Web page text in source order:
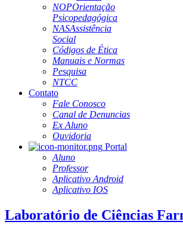
NOPOrientação
Psicopedagógica
NASAssistência
Social
Códigos de Ética
Manuais e Normas
Pesquisa
NTCC
Contato
Fale Conosco
Canal de Denuncias
Ex Aluno
Ouvidoria
Portal
Aluno
Professor
Aplicativo Android
Aplicativo IOS
Laboratório de Ciências